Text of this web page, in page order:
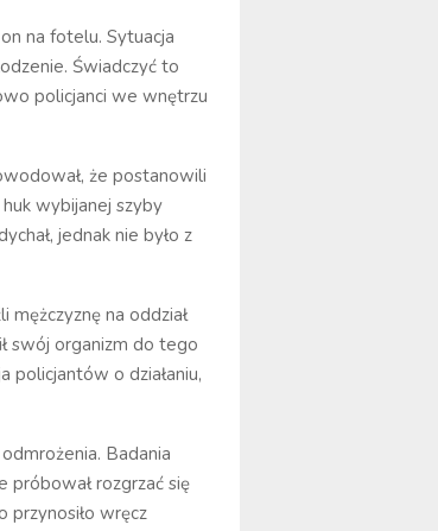
na fotelu. Sytuacja
Świadczyć to
policjanci we wnętrzu
że postanowili
wybijanej szyby
jednak nie było z
na oddział
swój organizm do tego
policjantów o działaniu,
Badania
próbował rozgrzać się
przynosiło wręcz